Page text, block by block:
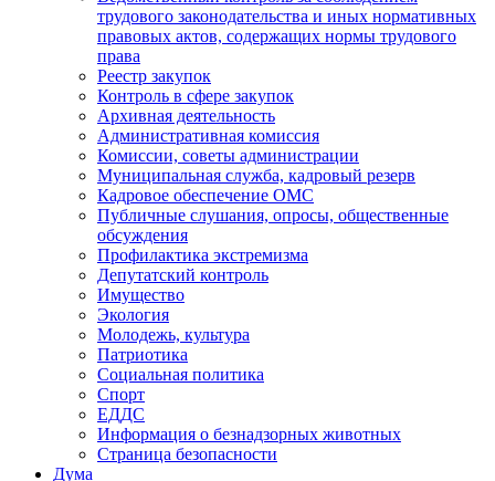
трудового законодательства и иных нормативных
правовых актов, содержащих нормы трудового
права
Реестр закупок
Контроль в сфере закупок
Архивная деятельность
Административная комиссия
Комиссии, советы администрации
Муниципальная служба, кадровый резерв
Кадровое обеспечение ОМС
Публичные слушания, опросы, общественные
обсуждения
Профилактика экстремизма
Депутатский контроль
Имущество
Экология
Молодежь, культура
Патриотика
Социальная политика
Спорт
ЕДДС
Информация о безнадзорных животных
Страница безопасности
Дума